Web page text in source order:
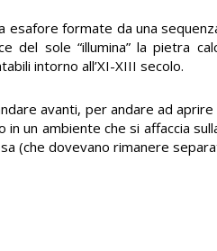
formate da una
del sole “illumina” la pietra
intorno all’XI-XIII secolo.
avanti, per andare ad
un ambiente che si affaccia
(che dovevano rimanere